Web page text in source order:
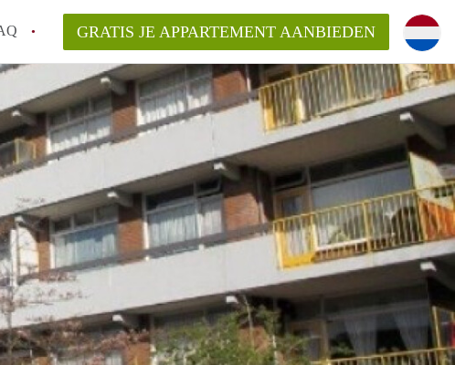
een Appartement in Delft?
bemiddelingsvergoeding?
GRATIS JE APPARTEMENT AANBIEDEN